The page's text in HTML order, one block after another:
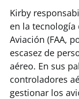
Kirby
en la
Aviación (FAA,
escasez de
aéreo. En sus
controladores
gestionar los